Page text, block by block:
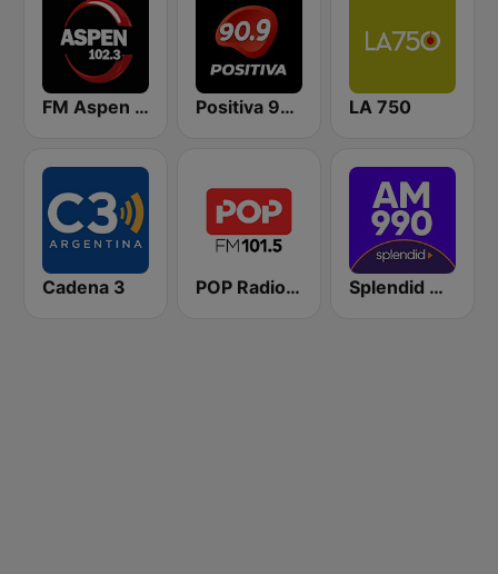
FM Aspen 102.3 Positiva 90.9 - Radio Mitre Corrientes LA 750
Cadena 3 POP Radio 101.5 Splendid AM 990